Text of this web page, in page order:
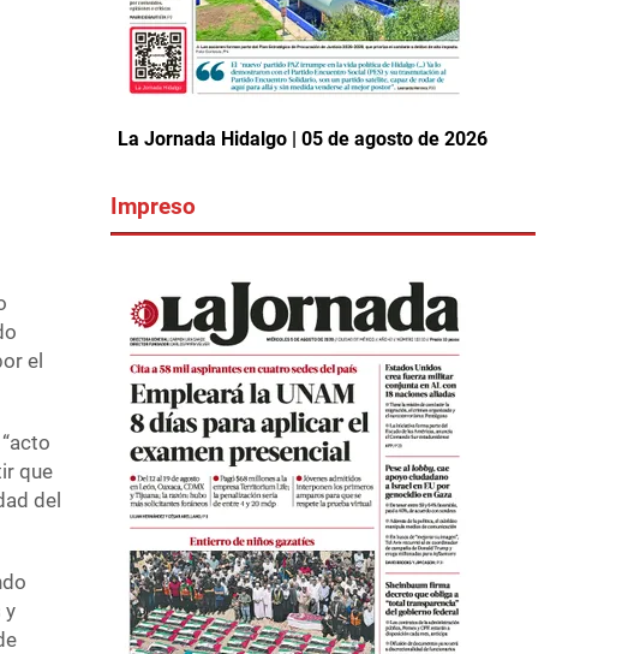
el
que
del
y
La Jornada Hidalgo | 05 de agosto de 2026
Impreso